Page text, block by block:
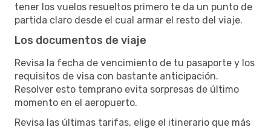
tener los vuelos resueltos primero te da un punto de
partida claro desde el cual armar el resto del viaje.
Los documentos de viaje
Revisa la fecha de vencimiento de tu pasaporte y los
requisitos de visa con bastante anticipación.
Resolver esto temprano evita sorpresas de último
momento en el aeropuerto.
Revisa las últimas tarifas, elige el itinerario que más